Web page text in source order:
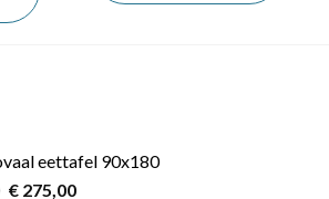
eettafel 90x180
Oorspronkelijke
€275,00Huidige